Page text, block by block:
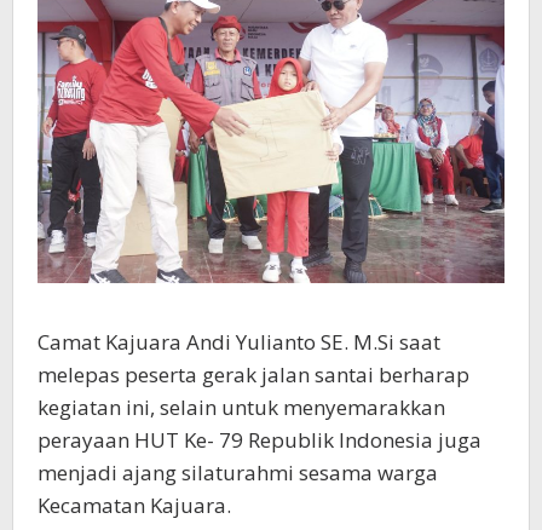
Camat Kajuara Andi Yulianto SE. M.Si saat
melepas peserta gerak jalan santai berharap
kegiatan ini, selain untuk menyemarakkan
perayaan HUT Ke- 79 Republik Indonesia juga
menjadi ajang silaturahmi sesama warga
Kecamatan Kajuara.